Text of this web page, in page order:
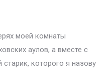
моей комнаты
аулов, а вместе с
которого я назову